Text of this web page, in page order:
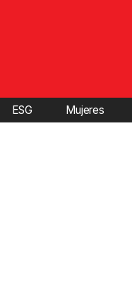
ESG Mujeres